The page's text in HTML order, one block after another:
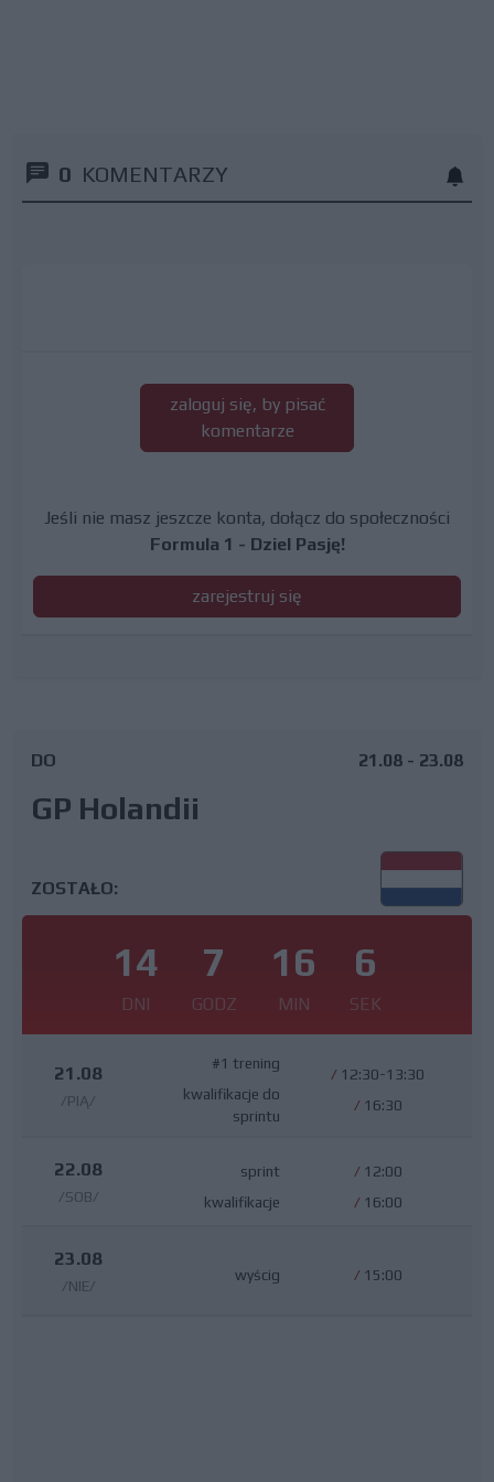
0 KOMENTARZY
zaloguj się, by pisać
komentarze
Jeśli nie masz jeszcze konta, dołącz do społeczności
Formula 1 - Dziel Pasję!
zarejestruj się
DO
GP Holandii
21.08 - 23.08
ZOSTAŁO:
14
DNI
7
GODZ
16
MIN
6
SEK
21.08
/PIĄ/
#1 trening
kwalifikacje do
sprintu
/ 12:30-13:30
/ 16:30
22.08
/SOB/
sprint
kwalifikacje
/ 12:00
/ 16:00
23.08
/NIE/
wyścig / 15:00